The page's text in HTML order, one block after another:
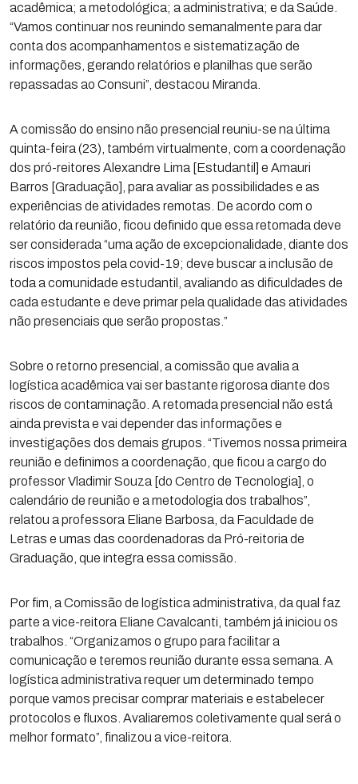
acadêmica; a metodológica; a administrativa; e da Saúde.
“Vamos continuar nos reunindo semanalmente para dar
conta dos acompanhamentos e sistematização de
informações, gerando relatórios e planilhas que serão
repassadas ao Consuni”, destacou Miranda.
A comissão do ensino não presencial reuniu-se na última
quinta-feira (23), também virtualmente, com a coordenação
dos pró-reitores Alexandre Lima [Estudantil] e Amauri
Barros [Graduação], para avaliar as possibilidades e as
experiências de atividades remotas. De acordo com o
relatório da reunião, ficou definido que essa retomada deve
ser considerada “uma ação de excepcionalidade, diante dos
riscos impostos pela covid-19; deve buscar a inclusão de
toda a comunidade estudantil, avaliando as dificuldades de
cada estudante e deve primar pela qualidade das atividades
não presenciais que serão propostas.”
Sobre o retorno presencial, a comissão que avalia a
logística acadêmica vai ser bastante rigorosa diante dos
riscos de contaminação. A retomada presencial não está
ainda prevista e vai depender das informações e
investigações dos demais grupos. “Tivemos nossa primeira
reunião e definimos a coordenação, que ficou a cargo do
professor Vladimir Souza [do Centro de Tecnologia], o
calendário de reunião e a metodologia dos trabalhos”,
relatou a professora Eliane Barbosa, da Faculdade de
Letras e umas das coordenadoras da Pró-reitoria de
Graduação, que integra essa comissão.
Por fim, a Comissão de logística administrativa, da qual faz
parte a vice-reitora Eliane Cavalcanti, também já iniciou os
trabalhos. “Organizamos o grupo para facilitar a
comunicação e teremos reunião durante essa semana. A
logística administrativa requer um determinado tempo
porque vamos precisar comprar materiais e estabelecer
protocolos e fluxos. Avaliaremos coletivamente qual será o
melhor formato”, finalizou a vice-reitora.